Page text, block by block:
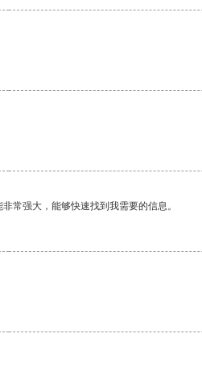
常强大，能够快速找到我需要的信息。